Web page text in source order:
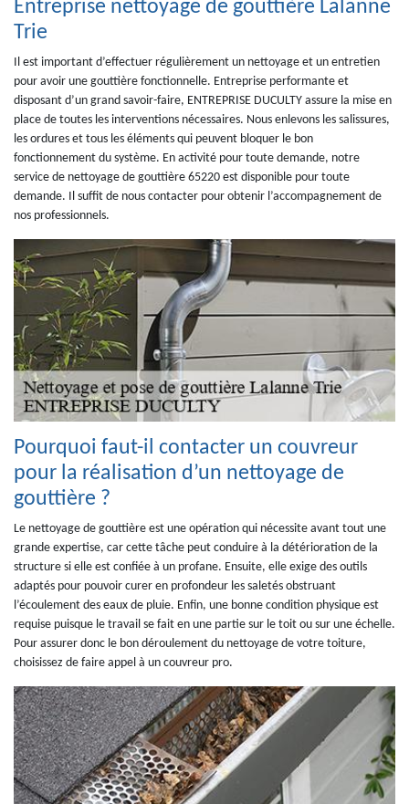
Entreprise nettoyage de gouttière Lalanne
Trie
Il est important d’effectuer régulièrement un nettoyage et un entretien
pour avoir une gouttière fonctionnelle. Entreprise performante et
disposant d’un grand savoir-faire, ENTREPRISE DUCULTY assure la mise en
place de toutes les interventions nécessaires. Nous enlevons les salissures,
les ordures et tous les éléments qui peuvent bloquer le bon
fonctionnement du système. En activité pour toute demande, notre
service de nettoyage de gouttière 65220 est disponible pour toute
demande. Il suffit de nous contacter pour obtenir l’accompagnement de
nos professionnels.
Pourquoi faut-il contacter un couvreur
pour la réalisation d’un nettoyage de
gouttière ?
Le nettoyage de gouttière est une opération qui nécessite avant tout une
grande expertise, car cette tâche peut conduire à la détérioration de la
structure si elle est confiée à un profane. Ensuite, elle exige des outils
adaptés pour pouvoir curer en profondeur les saletés obstruant
l’écoulement des eaux de pluie. Enfin, une bonne condition physique est
requise puisque le travail se fait en une partie sur le toit ou sur une échelle.
Pour assurer donc le bon déroulement du nettoyage de votre toiture,
choisissez de faire appel à un couvreur pro.